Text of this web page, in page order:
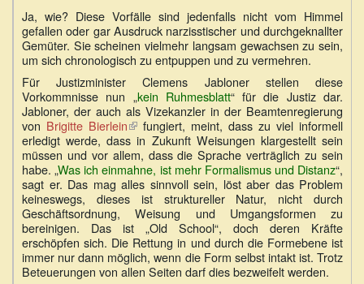
Ja, wie? Diese Vorfälle sind jedenfalls nicht vom Himmel
gefallen oder gar Ausdruck narzisstischer und durchgeknallter
Gemüter. Sie scheinen vielmehr langsam gewachsen zu sein,
um sich chronologisch zu entpuppen und zu vermehren.
Für Justizminister Clemens Jabloner stellen diese
Vorkommnisse nun „kein Ruhmesblatt“ für die Justiz dar.
Jabloner, der auch als Vizekanzler in der Beamtenregierung
von Brigitte Bierlein(Link
ist
extern)
fungiert, meint, dass zu viel informell
erledigt werde, dass in Zukunft Weisungen klargestellt sein
müssen und vor allem, dass die Sprache verträglich zu sein
habe. „Was ich einmahne, ist mehr Formalismus und Distanz“,
sagt er. Das mag alles sinnvoll sein, löst aber das Problem
keineswegs, dieses ist struktureller Natur, nicht durch
Geschäftsordnung, Weisung und Umgangsformen zu
bereinigen. Das ist „Old School“, doch deren Kräfte
erschöpfen sich. Die Rettung in und durch die Formebene ist
immer nur dann möglich, wenn die Form selbst intakt ist. Trotz
Beteuerungen von allen Seiten darf dies bezweifelt werden.